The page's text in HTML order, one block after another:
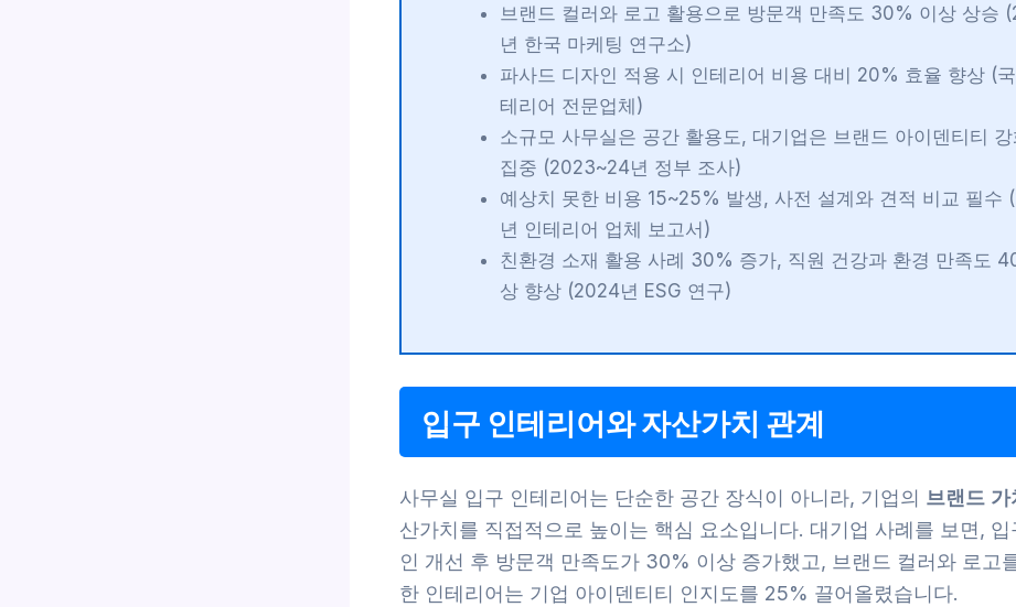
브랜드 컬러와 로고 활용으로 방문객 만족도 30% 이상 상승
년 한국 마케팅 연구소)
파사드 디자인 적용 시 인테리어 비용 대비 20% 효율 향상 (
테리어 전문업체)
소규모 사무실은 공간 활용도, 대기업은 브랜드 아이덴티티 강
집중 (2023~24년 정부 조사)
예상치 못한 비용 15~25% 발생, 사전 설계와 견적 비교 필수
년 인테리어 업체 보고서)
친환경 소재 활용 사례 30% 증가, 직원 건강과 환경 만족도
상 향상 (2024년 ESG 연구)
입구 인테리어와 자산가치 관계
사무실 입구 인테리어는 단순한 공간 장식이 아니라, 기업의 브랜드 가
산가치를 직접적으로 높이는 핵심 요소입니다. 대기업 사례를 보면, 입
인 개선 후 방문객 만족도가 30% 이상 증가했고, 브랜드 컬러와 로고
한 인테리어는 기업 아이덴티티 인지도를 25% 끌어올렸습니다.